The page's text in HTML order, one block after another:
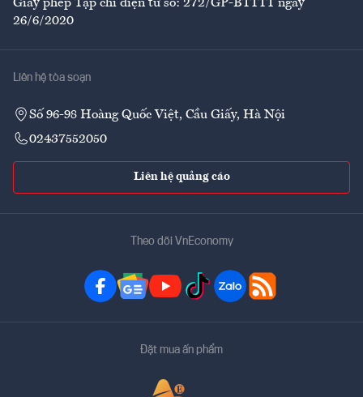
Giấy phép Tạp chí điện tử số: 272/GP-BTTTT ngày
26/6/2020
Liên hệ tòa soạn
Số 96-98 Hoàng Quốc Việt, Cầu Giấy, Hà Nội
02437552050
Liên hệ quảng cáo
Theo dõi VnEconomy
Đặt mua ấn phẩm